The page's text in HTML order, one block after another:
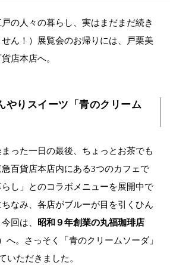
の人々の暮らし、実はまだまだ続き
ん！）展覧会のお帰りには、戸栗美
店本店へ。
やりスイーツ「青のクリーム
った一日の最後、ちょっとお茶でも
百貨店本店内にある3つのカフェで
し」とのコラボメニューを展開中で
なみ、各店がブルーが目を引くひん
回は、 昭和９年創業の丸福珈琲店
へ。さっそく「青のクリームソーダ」
いただきました。